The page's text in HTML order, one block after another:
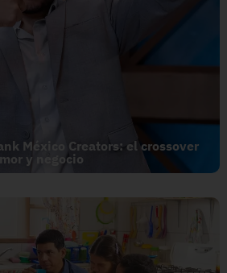
México Creators: el crossover
y negocio